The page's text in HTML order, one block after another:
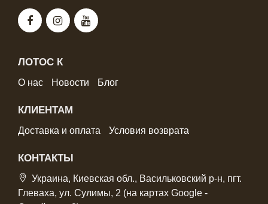
ЛОТОС К
О нас Новости Блог
КЛИЕНТАМ
Доставка и оплата Условия возврата
КОНТАКТЫ
Украина, Киевская обл., Васильковский р-н, пгт.
Глеваха, ул. Сулимы, 2 (на картах Google -